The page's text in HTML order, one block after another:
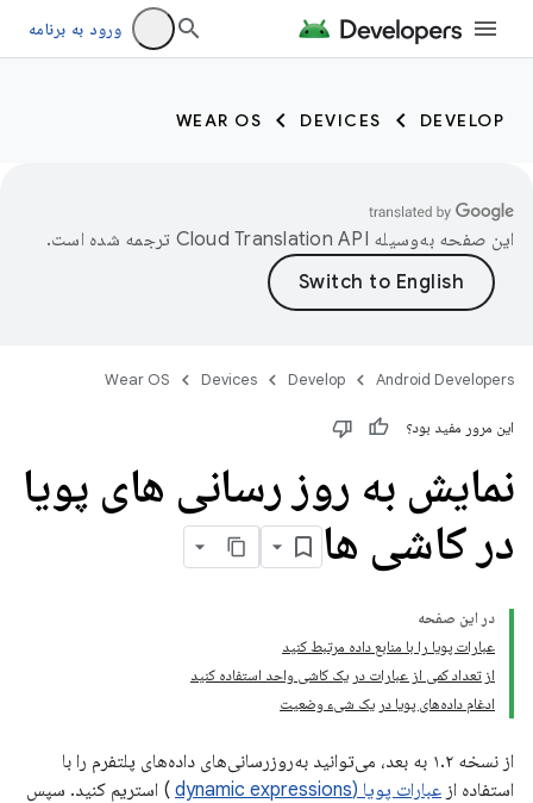
ورود به برنامه
DEVELOP
DEVICES
WEAR OS
این صفحه به‌وسیله ترجمه شده است.
Android Developers
Develop
Devices
Wear OS
این مرور مفید بود؟
نمایش به روز رسانی های پویا
در کاشی ها
در این صفحه
عبارات پویا را با منابع داده مرتبط کنید
از تعداد کمی از عبارات در یک کاشی واحد استفاده کنید
ادغام داده‌های پویا در یک شیء وضعیت
از نسخه ۱.۲ به بعد، می‌توانید به‌روزرسانی‌های داده‌های پلتفرم را با
استفاده از عبارات پویا (dynamic expressions
) استریم کنید. سپس